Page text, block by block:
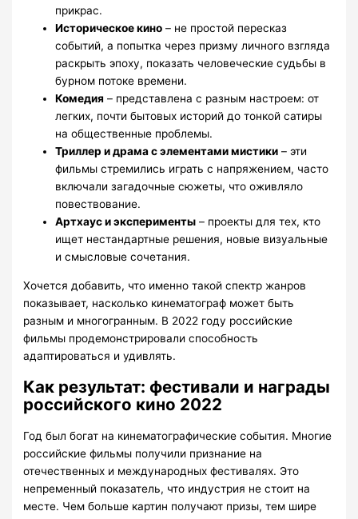
прикрас.
Историческое кино – не простой пересказ
событий, а попытка через призму личного взгляда
раскрыть эпоху, показать человеческие судьбы в
бурном потоке времени.
Комедия – представлена с разным настроем: от
легких, почти бытовых историй до тонкой сатиры
на общественные проблемы.
Триллер и драма с элементами мистики – эти
фильмы стремились играть с напряжением, часто
включали загадочные сюжеты, что оживляло
повествование.
Артхаус и эксперименты – проекты для тех, кто
ищет нестандартные решения, новые визуальные
и смысловые сочетания.
Хочется добавить, что именно такой спектр жанров
показывает, насколько кинематограф может быть
разным и многогранным. В 2022 году российские
фильмы продемонстрировали способность
адаптироваться и удивлять.
Как результат: фестивали и награды
российского кино 2022
Год был богат на кинематографические события. Многие
российские фильмы получили признание на
отечественных и международных фестивалях. Это
непременный показатель, что индустрия не стоит на
месте. Чем больше картин получают призы, тем шире